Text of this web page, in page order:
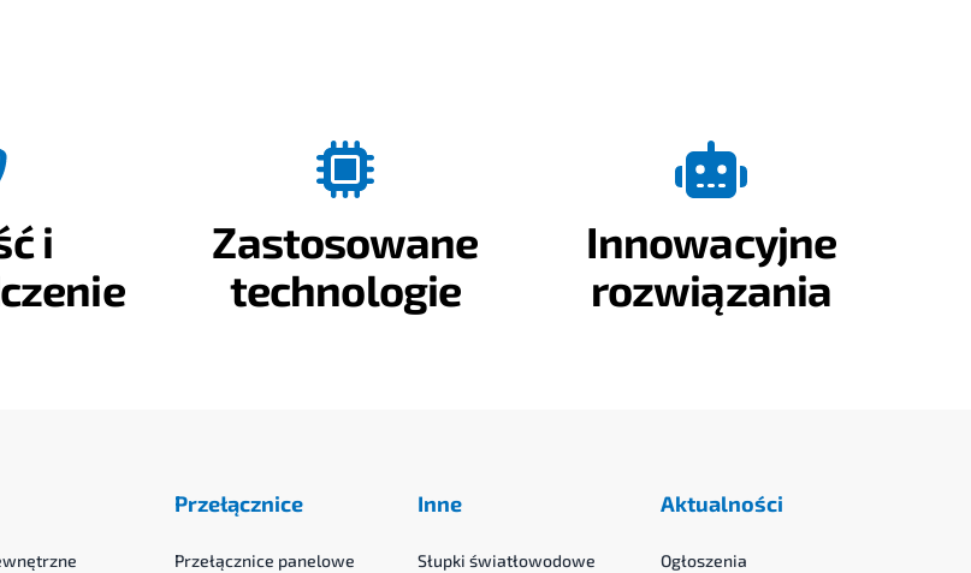
i
Zastosowane
technologie
Innowacyjne
rozwiązania
Przełącznice
Przełącznice panelowe
Inne
Słupki światłowodowe
Aktualności
Ogłoszenia